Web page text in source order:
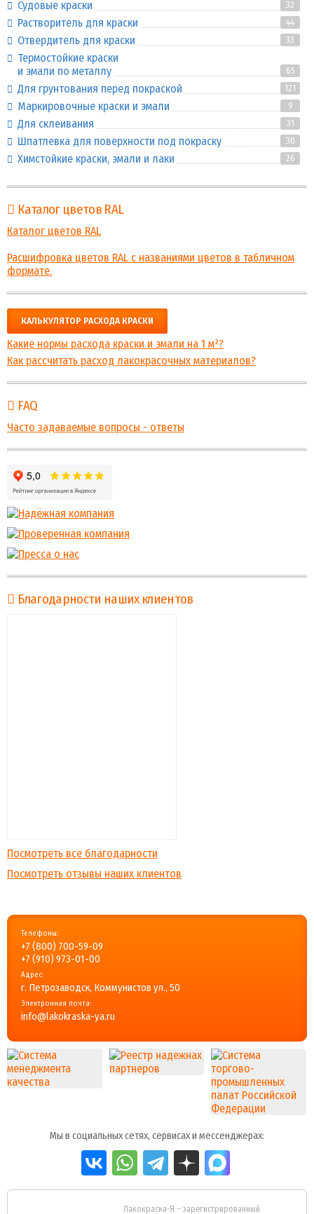
Судовые краски 32
Растворитель для краски 44
Отвердитель для краски 33
Термостойкие краски
и эмали по металлу
65
Для грунтования перед покраской 121
Маркировочные краски и эмали 9
Для склеивания 31
Шпатлевка для поверхности под покраску 30
Химстойкие краски, эмали и лаки 26
Каталог цветов RAL
Каталог цветов RAL
Расшифровка цветов RAL с названиями цветов в табличном
формате.
КАЛЬКУЛЯТОР РАСХОДА КРАСКИ
Какие нормы расхода краски и эмали на 1 м²?
Как рассчитать расход лакокрасочных материалов?
FAQ
Часто задаваемые вопросы - ответы
Благодарности наших клиентов
Посмотреть все благодарности
Посмотреть отзывы наших клиентов
Телефоны:
+7 (800) 700-59-09
+7 (910) 973-01-00
Адрес:
г. Петрозаводск, Коммунистов ул., 50
Электронная почта:
info@lakokraska-ya.ru
Мы в социальных сетях, сервисах и мессенджерах:
Лакокраска-Я – зарегистрированный